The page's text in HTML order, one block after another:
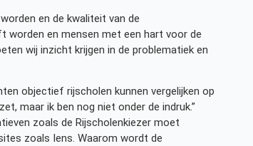
en de kwaliteit van de
worden en mensen met een hart voor de
wij inzicht krijgen in de problematiek en
objectief rijscholen kunnen vergelijken op
maar ik ben nog niet onder de indruk.”
zoals de Rijscholenkiezer moet
zoals Iens. Waarom wordt de